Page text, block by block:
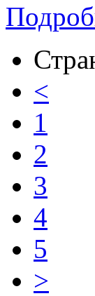
<
1
2
3
4
5
>